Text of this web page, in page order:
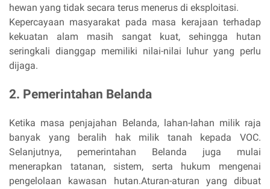
hewan yang tidak secara terus menerus di eksploitasi.
Kepercayaan masyarakat pada masa kerajaan terhadap
kekuatan alam masih sangat kuat, sehingga hutan
seringkali dianggap memiliki nilai-nilai luhur yang perlu
dijaga.
2. Pemerintahan Belanda
Ketika masa penjajahan Belanda, lahan-lahan milik raja
banyak yang beralih hak milik tanah kepada VOC.
Selanjutnya, pemerintahan Belanda juga mulai
menerapkan tatanan, sistem, serta hukum mengenai
pengelolaan kawasan hutan.Aturan-aturan yang dibuat